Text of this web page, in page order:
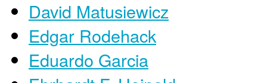
David Matusiewicz
Edgar Rodehack
Eduardo Garcia